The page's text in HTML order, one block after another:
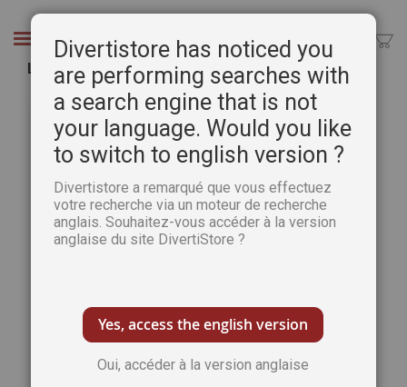
Chercher
Les secrets du cerveau - Tout Savoir Psycho 2
Passer
galerie
d’images
Divertistore has noticed you
are performing searches with
a search engine that is not
your language. Would you like
to switch to english version ?
Divertistore a remarqué que vous effectuez
votre recherche via un moteur de recherche
anglais. Souhaitez-vous accéder à la version
anglaise du site DivertiStore ?
Yes, access the english version
Oui, accéder à la version anglaise